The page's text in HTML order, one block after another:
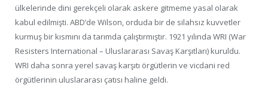
ülkelerinde dini gerekçeli olarak askere gitmeme yasal olarak
kabul edilmişti. ABD’de Wilson, orduda bir de silahsız kuvvetler
kurmuş bir kısmını da tarımda çalıştırmıştır. 1921 yılında WRI (War
Resisters International – Uluslararası Savaş Karşıtları) kuruldu.
WRI daha sonra yerel savaş karşıtı örgütlerin ve vicdani red
örgütlerinin uluslararası çatısı haline geldi.